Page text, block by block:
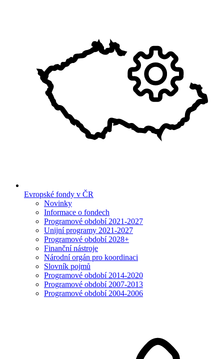
Evropské fondy v ČR
Novinky
Informace o fondech
Programové období 2021-2027
Unijní programy 2021-2027
Programové období 2028+
Finanční nástroje
Národní orgán pro koordinaci
Slovník pojmů
Programové období 2014-2020
Programové období 2007-2013
Programové období 2004-2006